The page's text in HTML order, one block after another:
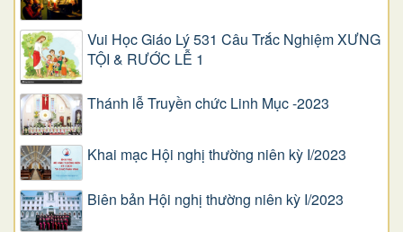
Vui Học Giáo Lý 531 Câu Trắc Nghiệm XƯNG
TỘI & RƯỚC LỄ 1
Thánh lễ Truyền chức Linh Mục -2023
Khai mạc Hội nghị thường niên kỳ I/2023
Biên bản Hội nghị thường niên kỳ I/2023